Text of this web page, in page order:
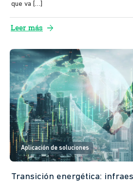
que va […]
Leer más arrow_forward
Aplicación de soluciones
Transición energética: